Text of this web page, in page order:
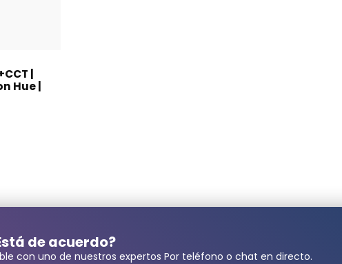
|
Hue |
de acuerdo?
con uno de nuestros expertos Por teléfono o chat en directo.